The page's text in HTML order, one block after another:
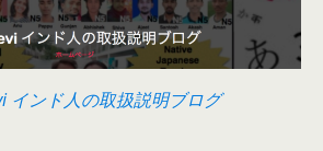
インド人の取扱説明ブログ